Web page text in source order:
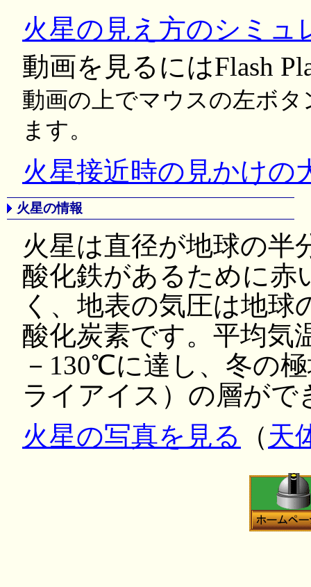
火星の見え方のシミュ
動画を見るにはFlash
動画の上でマウスの左ボ
ます。
火星接近時の見かけの
火星の情報
火星は直径が地球の半
酸化鉄があるために赤
く、地表の気圧は地球
酸化炭素です。平均気
－130℃に達し、冬の
ライアイス）の層がで
火星の写真を見る
（ 天